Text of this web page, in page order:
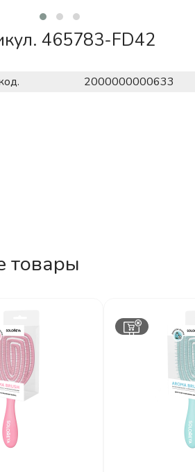
465783-FD42
2000000000633
товары